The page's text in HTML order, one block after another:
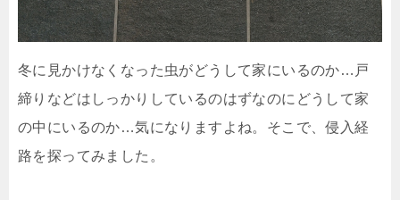
冬に見かけなくなった虫がどうして家にいるのか…戸
締りなどはしっかりしているのはずなのにどうして家
の中にいるのか…気になりますよね。そこで、侵入経
路を探ってみました。